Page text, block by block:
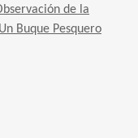
de la
Buque Pesquero